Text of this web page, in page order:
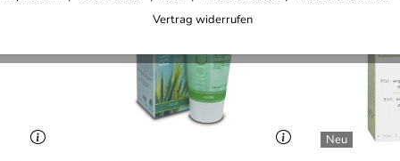
Vertrag widerrufen